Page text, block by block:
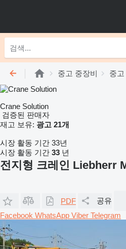
중고 중장비 중고
Crane Solution
검증된 판매자
재고 보유: 광고 21개
시장 활동 기간 33년
시장 활동 기간 33 년
전지형 크레인 Liebherr
PDF 공유
Facebook WhatsApp Viber Telegram